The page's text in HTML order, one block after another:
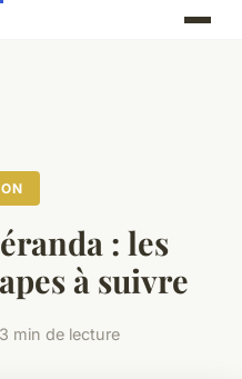
: les
à suivre
3 min de lecture